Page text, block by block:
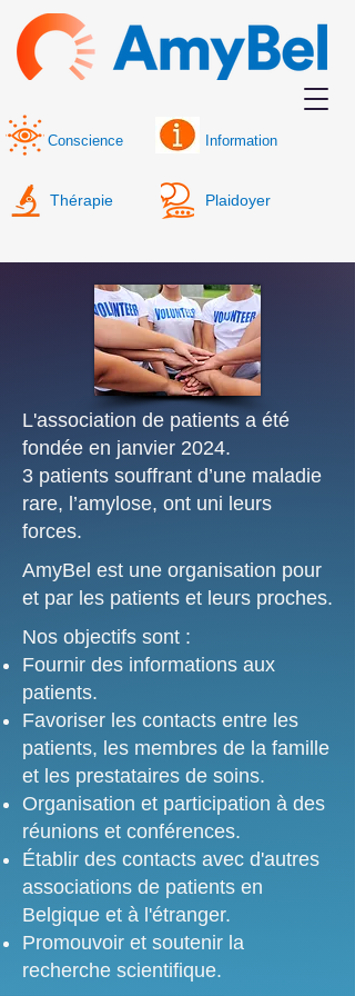
Thérapie Plaidoyer
Conscience Information
L'association de patients a été
fondée en janvier 2024.
3 patients souffrant d’une maladie
rare, l’amylose, ont uni leurs
forces.
AmyBel est une organisation pour
et par les patients et leurs proches.
Nos objectifs sont :
Fournir des informations aux
patients.
Favoriser les contacts entre les
patients, les membres de la famille
et les prestataires de soins.
Organisation et participation à des
réunions et conférences.
Établir des contacts avec d'autres
associations de patients en
Belgique et à l'étranger.
Promouvoir et soutenir la
recherche scientifique.